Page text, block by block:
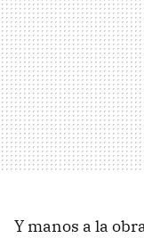
Y manos a la